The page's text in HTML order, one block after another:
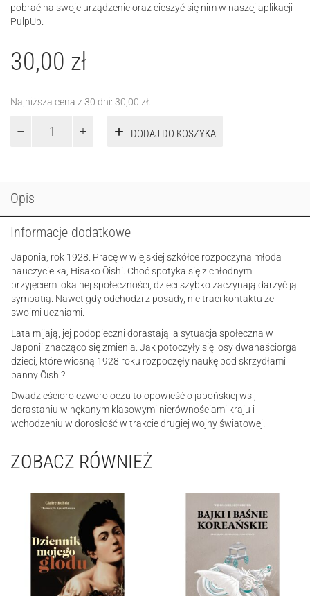
pobrać na swoje urządzenie oraz cieszyć się nim w naszej aplikacji
PulpUp.
30,00 zł
Najniższa cena z 30 dni: 30,00 zł
Dwadzieścioro
DODAJ DO KOSZYKA
Opis
Informacje dodatkowe
Japonia, rok 1928. Pracę w wiejskiej szkółce rozpoczyna młoda
nauczycielka, Hisako Ōishi. Choć spotyka się z chłodnym
przyjęciem lokalnej społeczności, dzieci szybko zaczynają darzyć ją
sympatią. Nawet gdy odchodzi z posady, nie traci kontaktu ze
swoimi uczniami.
Lata mijają, jej podopieczni dorastają, a sytuacja społeczna w
Japonii znacząco się zmienia. Jak potoczyły się losy dwanaściorga
dzieci, które wiosną 1928 roku rozpoczęły naukę pod skrzydłami
panny Ōishi?
Dwadzieścioro czworo oczu to opowieść o japońskiej wsi,
dorastaniu w nękanym klasowymi nierównościami kraju i
wchodzeniu w dorosłość w trakcie drugiej wojny światowej.
ZOBACZ RÓWNIEŻ